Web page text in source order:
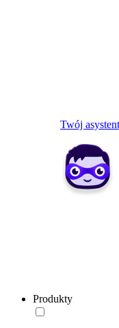
Twój
Produkty